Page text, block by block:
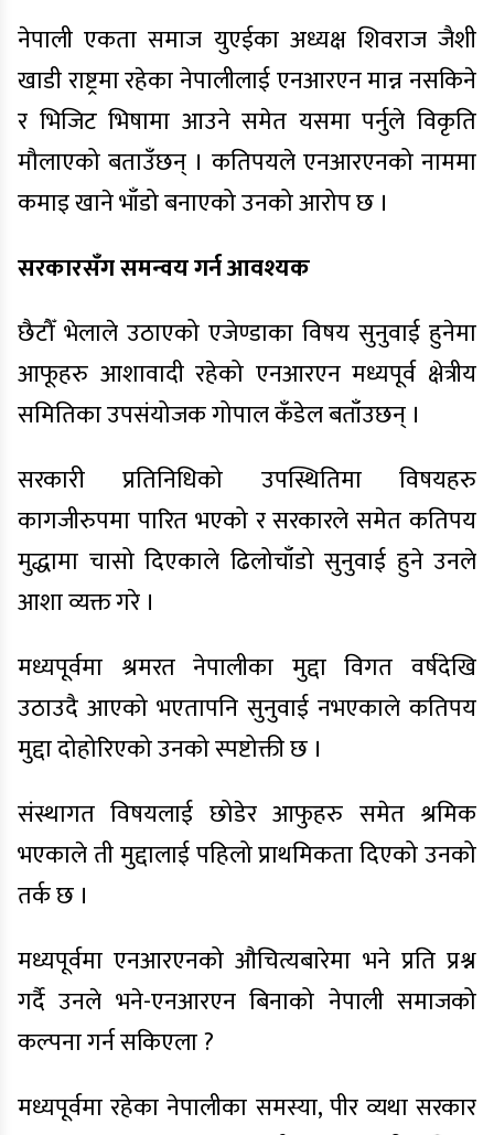
नेपाली एकता समाज युएईका अध्यक्ष शिवराज जैशी
खाडी राष्ट्रमा रहेका नेपालीलाई एनआरएन मान्न नसकिने
र भिजिट भिषामा आउने समेत यसमा पर्नुले विकृति
मौलाएको बताउँछन् । कतिपयले एनआरएनको नाममा
कमाइ खाने भाँडो बनाएको उनको आरोप छ ।
सरकारसँग समन्वय गर्न आवश्यक
छैटौँ भेलाले उठाएको एजेण्डाका विषय सुनुवाई हुनेमा
आफूहरु आशावादी रहेको एनआरएन मध्यपूर्व क्षेत्रीय
समितिका उपसंयोजक गोपाल कँडेल बताँउछन् ।
सरकारी प्रतिनिधिको उपस्थितिमा विषयहरु
कागजीरुपमा पारित भएको र सरकारले समेत कतिपय
मुद्धामा चासो दिएकाले ढिलोचाँडो सुनुवाई हुने उनले
आशा व्यक्त गरे ।
मध्यपूर्वमा श्रमरत नेपालीका मुद्दा विगत वर्षदेखि
उठाउदै आएको भएतापनि सुनुवाई नभएकाले कतिपय
मुद्दा दोहोरिएको उनको स्पष्टोक्ती छ ।
संस्थागत विषयलाई छोडेर आफुहरु समेत श्रमिक
भएकाले ती मुद्दालाई पहिलो प्राथमिकता दिएको उनको
तर्क छ ।
मध्यपूर्वमा एनआरएनको औचित्यबारेमा भने प्रति प्रश्न
गर्दै उनले भने-एनआरएन बिनाको नेपाली समाजको
कल्पना गर्न सकिएला ?
मध्यपूर्वमा रहेका नेपालीका समस्या, पीर व्यथा सरकार